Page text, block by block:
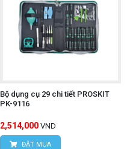
Bộ dụng cụ 29 chi tiết PROSKIT
PK-9116
2,514,000 VND
ĐẶT MUA